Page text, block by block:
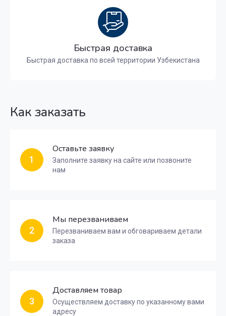
Быстрая доставка
Быстрая доставка по всей территории Узбекистана
Как заказать
1
Оставьте заявку
Заполните заявку на сайте или позвоните
нам
2
Мы перезваниваем
Перезваниваем вам и обговариваем детали
заказа
3
Доставляем товар
Осуществляем доставку по указанному вами
адресу